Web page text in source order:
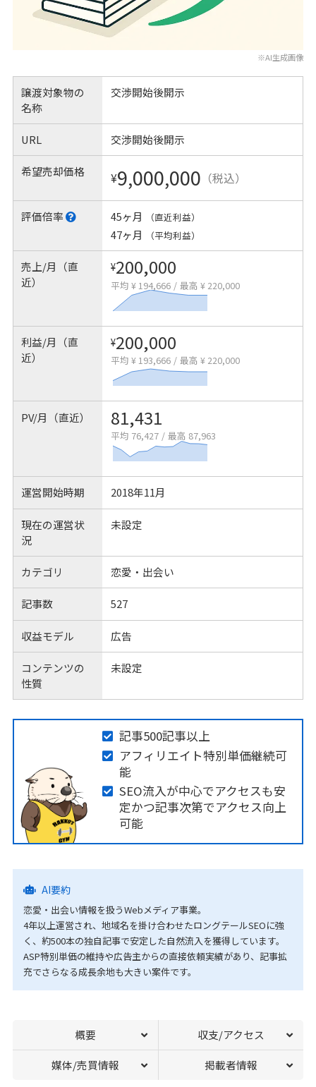
※AI生成画像
譲渡対象物の
名称
交渉開始後開示
URL 交渉開始後開示
希望売却価格 ¥9,000,000 （税込）
評価倍率 45ヶ月 （直近利益）
47ヶ月 （平均利益）
売上/月（直
近）
¥200,000
平均 ¥ 194,666 / 最高 ¥ 220,000
利益/月（直
近）
¥200,000
平均 ¥ 193,666 / 最高 ¥ 220,000
PV/月（直近） 81,431
平均 76,427 / 最高 87,963
運営開始時期 2018年11月
現在の運営状
況
未設定
カテゴリ 恋愛・出会い
記事数 527
収益モデル 広告
コンテンツの
性質
未設定
記事500記事以上
アフィリエイト特別単価継続可
能
SEO流入が中心でアクセスも安
定かつ記事次第でアクセス向上
可能
AI要約
恋愛・出会い情報を扱うWebメディア事業。
4年以上運営され、地域名を掛け合わせたロングテールSEOに強
く、約500本の独自記事で安定した自然流入を獲得しています。
ASP特別単価の維持や広告主からの直接依頼実績があり、記事拡
充でさらなる成長余地も大きい案件です。
概要 収支/アクセス
媒体/売買情報 掲載者情報